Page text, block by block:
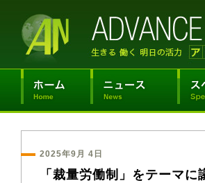
2025年9月 4日
「裁量労働制」をテーマ